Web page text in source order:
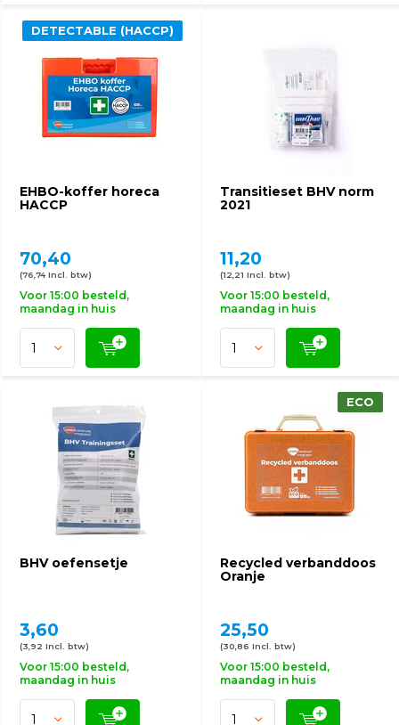
EHBO-koffer horeca
HACCP
DETECTABLE (HACCP)
70,40
(76,74 Incl. btw)
Voor 15:00 besteld,
maandag in huis
Transitieset BHV norm
2021
11,20
(12,21 Incl. btw)
Voor 15:00 besteld,
maandag in huis
BHV oefensetje
3,60
(3,92 Incl. btw)
Voor 15:00 besteld,
maandag in huis
Recycled verbanddoos
Oranje
ECO
25,50
(30,86 Incl. btw)
Voor 15:00 besteld,
maandag in huis